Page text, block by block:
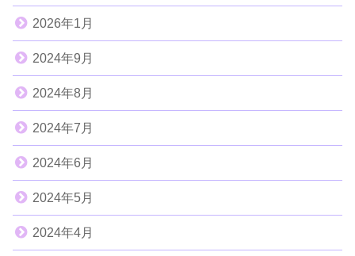
2026年1月
2024年9月
2024年8月
2024年7月
2024年6月
2024年5月
2024年4月